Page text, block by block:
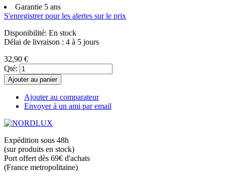
Garantie 5 ans
S'enregistrer pour les alertes sur le prix
Disponibilité: En stock
Délai de livraison : 4 à 5 jours
32,90 €
Qté:
Ajouter au panier
Ajouter au comparateur
Envoyer à un ami par email
Expédition sous 48h
(sur produits en stock)
Port offert dès 69€ d'achats
(France metropolitaine)